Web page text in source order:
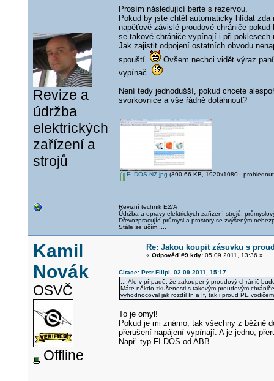
Revize a
údržba
elektrických
zařízení a
strojů
Prosím následující berte s rezervou.
Pokud by jste chtěl automaticky hlídat
napěťově závislé proudové chrániče
se takové chrániče vypínají i při
Jak zajistit odpojení ostatních obvodu
spouští.
Ovšem nechci vidět výraz
vypínač.
Není tedy jednodušší, pokud chcete
svorkovnice a vše řádně dotáhnout?
FI-DOS NZ.jpg (390.66 KB, 1920x1080 -
Revizní technik E2/A
Údržba a opravy elektrických zařízení strojů,
Dřevozpracující průmysl a prostory se zvýšeným
Stále se učím.....
Kamil
Novák
OSVČ
Offline
Re: Jakou koupit zásuvku s
« Odpověď #9 kdy:05.09.2011, 13:36 »
Citace: Petr Filipi 02.09.2011, 15:17
....Ale v případě, že zakoupený proudový chránič
Máte někdo zkušenosti s takovým proudovým
vyhodnocoval jak rozdíl In a If, tak i proud PE
To je omyl!
Pokud je mi známo, tak všechny z běžně
přerušení napájení vypínají. A je jedno,
Např. typ FI-DOS od ABB.